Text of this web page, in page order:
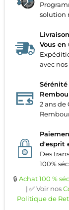
solution
Vous en
avec
2 ans de
d'esprit
Des
100%
🔒 Achat 100 %
| ✅ Voir nos
Politique de